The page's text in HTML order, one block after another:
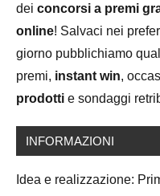
dei concorsi a premi
online! Salvaci nei
giorno pubblichiamo
premi, instant win,
prodotti e sondaggi
INFORMAZIONI
Idea e realizzazione: